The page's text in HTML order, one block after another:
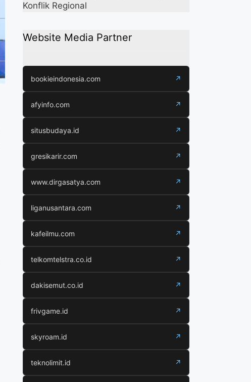
Konflik Regional
Website Media Partner
bookieindonesia.com ↗
afyinfo.com ↗
situsbudaya.id ↗
gresikarir.com ↗
www.dirgasatya.com ↗
liganusantara.com ↗
kafeilmu.com ↗
telkomtelstra.co.id ↗
dakisemut.co.id ↗
frivgame.id ↗
skyroam.id ↗
teknolimit.id ↗